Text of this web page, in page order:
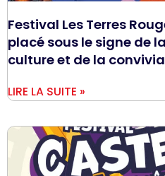
Festival Les Terres
placé sous le signe de
culture et de la
LIRE LA SUITE »